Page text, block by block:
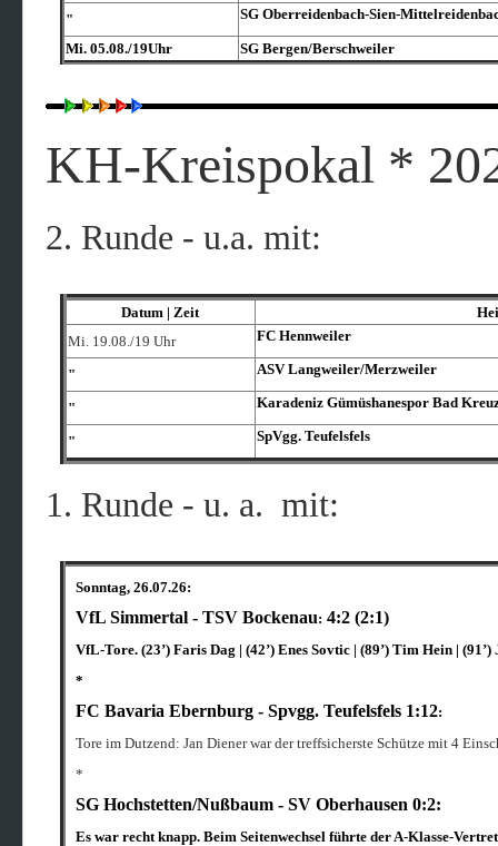
" SG Oberreidenbach-Sien-
Mi. 05.08./19Uhr SG Bergen/Berschweiler
KH-Kreispokal *
2. Runde - u.a. mit:
Datum | Zeit
Mi. 19.08./19 Uhr
FC Hennweiler
" ASV Langweiler/​Merzweiler
" Karadeniz Gümüshanespor Bad
" SpVgg. Teufelsfels
1. Runde - u. a. mit:
Sonntag, 26.07.26:
VfL Simmertal - TSV Bockenau: 4:2 (2:1)
VfL-Tore. (23’) Faris Dag | (42’) Enes Sovtic | (89’) Tim Hein |
*
FC Bavaria Ebernburg - Spvgg. Teufelsfels 1:12:
Tore im Dutzend: Jan Diener war der treffsicherste Schütze mit 4
*
SG Hochstetten/Nußbaum - SV Oberhausen 0:2:
Es war recht knapp. Beim Seitenwechsel führte der A-Klasse-